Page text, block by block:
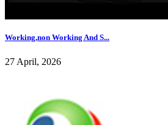
Working,non Working And S...
27 April, 2026